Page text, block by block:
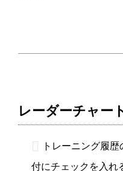
レーダーチャー
トレーニング履
付にチェックを入れ